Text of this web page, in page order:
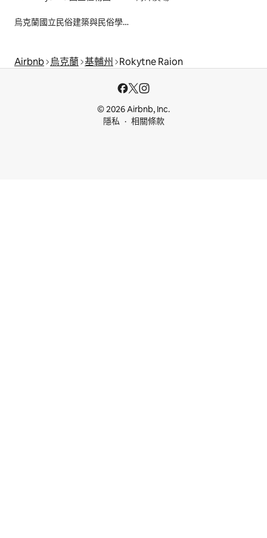
烏克蘭國立民俗建築與民俗學博物館
Airbnb 烏克蘭 基輔州 Rokytne Raion
© 2026 Airbnb, Inc.
隱私
相關條款